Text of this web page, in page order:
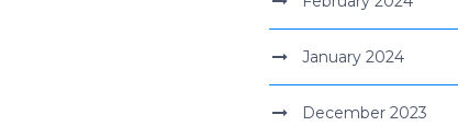
January 2024
December 2023